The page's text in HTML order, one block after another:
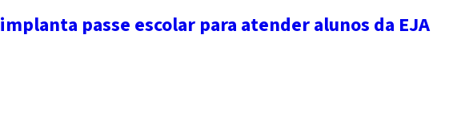
passe escolar para atender alunos da EJA